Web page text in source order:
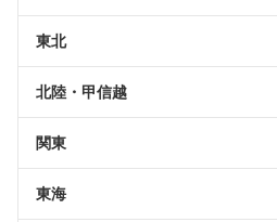
東北
北陸・甲信越
関東
東海